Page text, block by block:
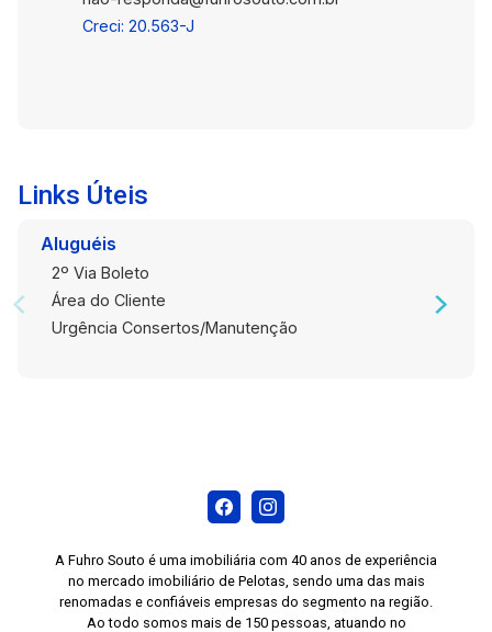
Creci: 20.563-J
Links Úteis
Aluguéis
2º Via Boleto
Área do Cliente
Urgência Consertos/Manutenção
A Fuhro Souto é uma imobiliária com 40 anos de experiência
no mercado imobiliário de Pelotas, sendo uma das mais
renomadas e confiáveis empresas do segmento na região.
Ao todo somos mais de 150 pessoas, atuando no